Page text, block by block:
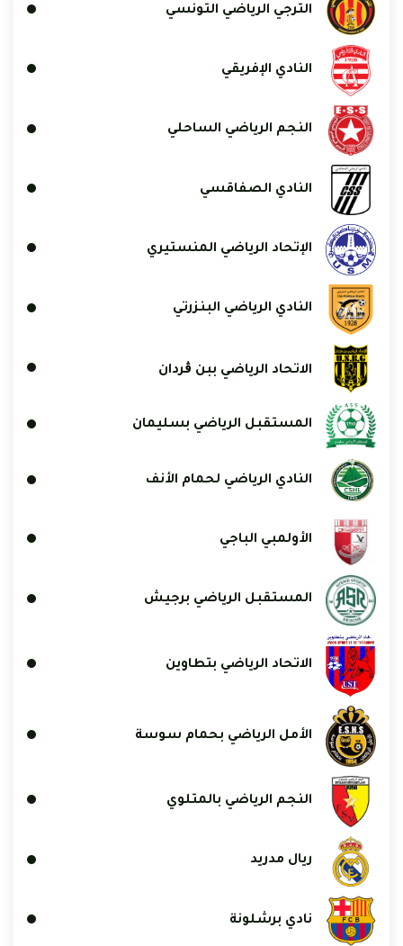
الترجي الرياضي التونسي
النادي الإفريقي
النجم الرياضي الساحلي
النادي الصفاقسي
الإتحاد الرياضي المنستيري
النادي الرياضي البنزرتي
الاتحاد الرياضي ببن ڨردان
المستقبل الرياضي بسليمان
النادي الرياضي لحمام الأنف
الأولمبي الباجي
المستقبل الرياضي برجيش
الاتحاد الرياضي بتطاوين
الأمل الرياضي بحمام سوسة
النجم الرياضي بالمتلوي
ريال مدريد
نادي برشلونة